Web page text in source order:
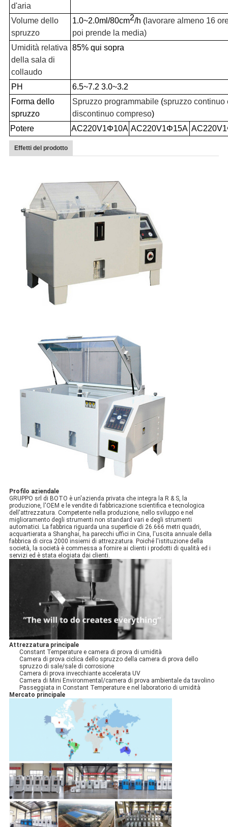
d'aria
Volume dello
spruzzo
1.0~2.0ml/80cm2/h (lavorare almeno 16
poi prende la media)
Umidità relativa
della sala di
collaudo
85% qui sopra
PH
6.5~7.2 3.0~3.2
Forma dello
spruzzo
Spruzzo programmabile (spruzzo continuo
discontinuo compreso)
Potere
AC220V1Φ10A AC220V1Φ15A
Effetti del prodotto
Profilo aziendale
GRUPPO srl di BOTO è un'azienda privata che integra la R & S, la
produzione, l'OEM e le vendite di fabbricazione scientifica e tecnologica
dell'attrezzatura. Competente nella produzione, nello sviluppo e nel
miglioramento degli strumenti non standard vari e degli strumenti
automatici. La fabbrica riguarda una superficie di 26.666 metri quadri,
acquartierata a Shanghai, ha parecchi uffici in Cina, l'uscita annuale della
fabbrica di circa 2000 insiemi di attrezzatura. Poiché l'istituzione della
società, la società è commessa a fornire ai clienti i prodotti di qualità ed i
servizi ed è stata elogiata dai clienti.
Attrezzatura principale
Constant Temperature e camera di prova di umidità
Camera di prova ciclica dello spruzzo della camera di prova dello
spruzzo di sale/sale di corrosione
Camera di prova invecchiante accelerata UV
Camera di Mini Environmental/camera di prova ambientale da tavolino
Passeggiata in Constant Temperature e nel laboratorio di umidità
Mercato principale